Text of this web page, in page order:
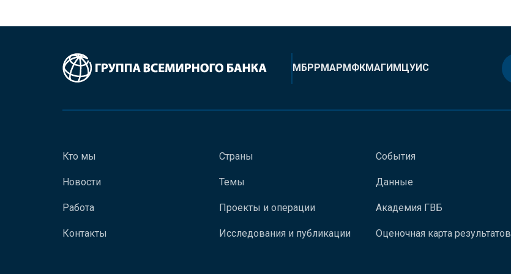
МБРРМАРМФКМАГИМЦУИС
Кто мы
Новости
Работа
Контакты
Страны
Темы
Проекты и операции
Исследования и публикации
События
Данные
Академия ГВБ
Оценочная карта результатов